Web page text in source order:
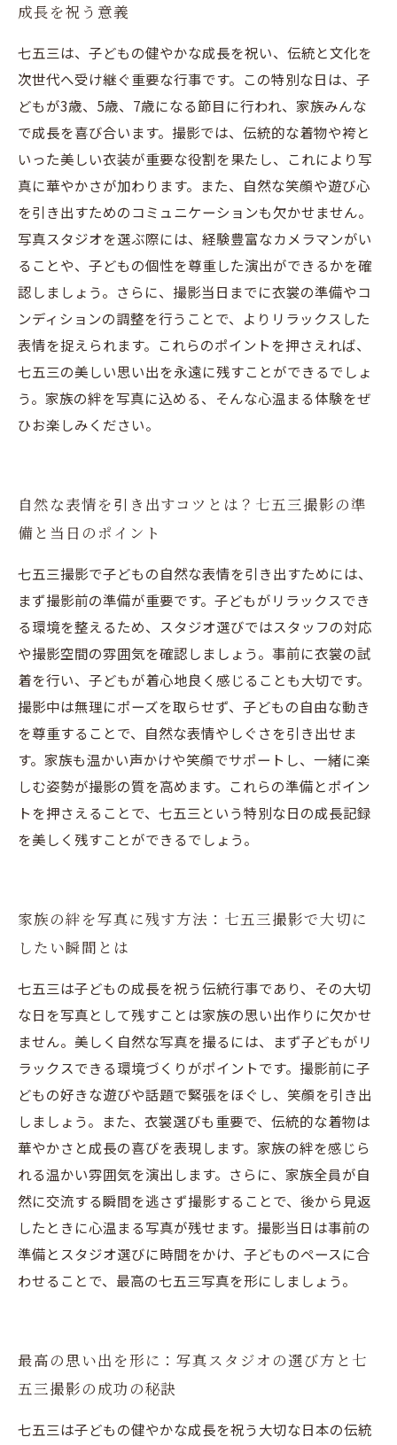
七五三撮影後の写真活用法：成長の記録を未来
へつなぐアイデア
成長を祝う意義
七五三は、子どもの健やかな成長を祝い、伝統と文化を
次世代へ受け継ぐ重要な行事です。この特別な日は、子
どもが3歳、5歳、7歳になる節目に行われ、家族みんな
で成長を喜び合います。撮影では、伝統的な着物や袴と
いった美しい衣装が重要な役割を果たし、これにより写
真に華やかさが加わります。また、自然な笑顔や遊び心
を引き出すためのコミュニケーションも欠かせません。
写真スタジオを選ぶ際には、経験豊富なカメラマンがい
ることや、子どもの個性を尊重した演出ができるかを確
認しましょう。さらに、撮影当日までに衣裳の準備やコ
ンディションの調整を行うことで、よりリラックスした
表情を捉えられます。これらのポイントを押さえれば、
七五三の美しい思い出を永遠に残すことができるでしょ
う。家族の絆を写真に込める、そんな心温まる体験をぜ
ひお楽しみください。
自然な表情を引き出すコツとは？七五三撮影の準
備と当日のポイント
七五三撮影で子どもの自然な表情を引き出すためには、
まず撮影前の準備が重要です。子どもがリラックスでき
る環境を整えるため、スタジオ選びではスタッフの対応
や撮影空間の雰囲気を確認しましょう。事前に衣裳の試
着を行い、子どもが着心地良く感じることも大切です。
撮影中は無理にポーズを取らせず、子どもの自由な動き
を尊重することで、自然な表情やしぐさを引き出せま
す。家族も温かい声かけや笑顔でサポートし、一緒に楽
しむ姿勢が撮影の質を高めます。これらの準備とポイン
トを押さえることで、七五三という特別な日の成長記録
を美しく残すことができるでしょう。
家族の絆を写真に残す方法：七五三撮影で大切に
したい瞬間とは
七五三は子どもの成長を祝う伝統行事であり、その大切
な日を写真として残すことは家族の思い出作りに欠かせ
ません。美しく自然な写真を撮るには、まず子どもがリ
ラックスできる環境づくりがポイントです。撮影前に子
どもの好きな遊びや話題で緊張をほぐし、笑顔を引き出
しましょう。また、衣裳選びも重要で、伝統的な着物は
華やかさと成長の喜びを表現します。家族の絆を感じら
れる温かい雰囲気を演出します。さらに、家族全員が自
然に交流する瞬間を逃さず撮影することで、後から見返
したときに心温まる写真が残せます。撮影当日は事前の
準備とスタジオ選びに時間をかけ、子どものペースに合
わせることで、最高の七五三写真を形にしましょう。
最高の思い出を形に：写真スタジオの選び方と七
五三撮影の成功の秘訣
七五三は子どもの健やかな成長を祝う大切な日本の伝統